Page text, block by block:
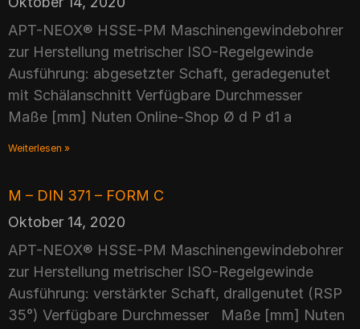
APT-NEOX® HSSE-PM Maschinengewindebohrer
zur Herstellung metrischer ISO-Regelgewinde
Ausführung: abgesetzter Schaft, geradegenutet
mit Schälanschnitt Verfügbare Durchmesser
Maße [mm] Nuten Online-Shop Ø d P d1 a
Weiterlesen »
M – DIN 371 – FORM C
Oktober 14, 2020
APT-NEOX® HSSE-PM Maschinengewindebohrer
zur Herstellung metrischer ISO-Regelgewinde
Ausführung: verstärkter Schaft, drallgenutet (RSP
35°) Verfügbare Durchmesser Maße [mm] Nuten